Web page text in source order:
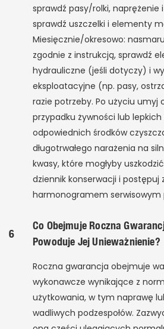
sprawdź pasy/rolki, naprężenie
sprawdź uszczelki i elementy
Miesięcznie/okresowo:
zgodnie z instrukcją, sprawdź
hydrauliczne (jeśli dotyczy) i
eksploatacyjne (np. pasy,
razie potrzeby. Po użyciu umyj
przypadku żywności lub lepkich
odpowiednich środków
długotrwałego narażenia na
kwasy, które mogłyby
dziennik konserwacji i postępuj
harmonogramem serwisowym
6
Co Obejmuje Roczna
Powoduje Jej Unieważnienie?
Roczna gwarancja obejmuje
wykonawcze wynikające z
użytkowania, w tym naprawę
wadliwych podzespołów.